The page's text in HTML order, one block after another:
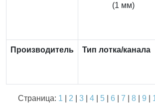
(1 мм)
Производитель Тип лотка/канала
Страница: 1 2 3| 4| 5| 6 7 8| 9